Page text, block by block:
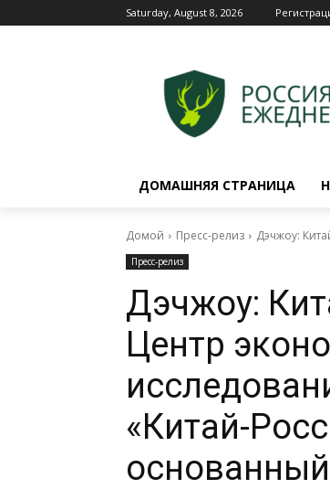
Saturday, August 8, 2026
ДОМАШНЯЯ СТРАНИЦА
Домой Пресс-релиз Дэчжоу:
Пресс-релиз
Дэчжоу:
Центр
«Китай-